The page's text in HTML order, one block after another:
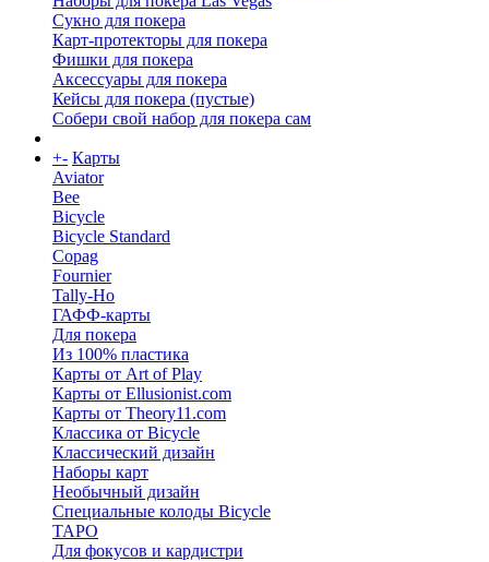
Сукно для покера
Карт-протекторы для покера
Фишки для покера
Аксессуары для покера
Кейсы для покера (пустые)
Собери свой набор для покера сам
+- Карты
Aviator
Bee
Bicycle
Bicycle Standard
Copag
Fournier
Tally-Ho
ГАФФ-карты
Для покера
Из 100% пластика
Карты от Art of Play
Карты от Ellusionist.com
Карты от Theory11.com
Классика от Bicycle
Классический дизайн
Наборы карт
Необычный дизайн
Специальные колоды Bicycle
ТАРО
Для фокусов и кардистри